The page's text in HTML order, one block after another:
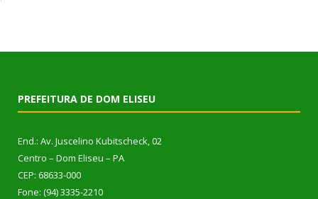
PREFEITURA DE DOM ELISEU
End.: Av. Juscelino Kubitscheck, 02
Centro – Dom Eliseu – PA
CEP: 68633-000
Fone: (94) 3335-2210